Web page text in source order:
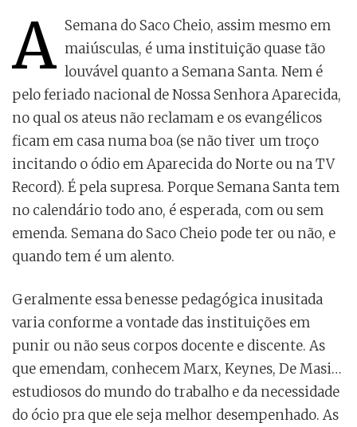
A Semana do Saco Cheio, assim mesmo em
maiúsculas, é uma instituição quase tão
louvável quanto a Semana Santa. Nem é
pelo feriado nacional de Nossa Senhora Aparecida,
no qual os ateus não reclamam e os evangélicos
ficam em casa numa boa (se não tiver um troço
incitando o ódio em Aparecida do Norte ou na TV
Record). É pela supresa. Porque Semana Santa tem
no calendário todo ano, é esperada, com ou sem
emenda. Semana do Saco Cheio pode ter ou não, e
quando tem é um alento.
Geralmente essa benesse pedagógica inusitada
varia conforme a vontade das instituições em
punir ou não seus corpos docente e discente. As
que emendam, conhecem Marx, Keynes, De Masi…
estudiosos do mundo do trabalho e da necessidade
do ócio pra que ele seja melhor desempenhado. As